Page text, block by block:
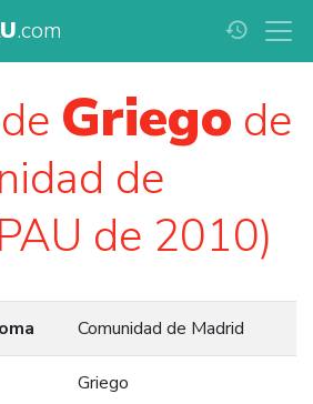
.com history
Griego de
de
de 2010)
Comunidad de Madrid
Griego